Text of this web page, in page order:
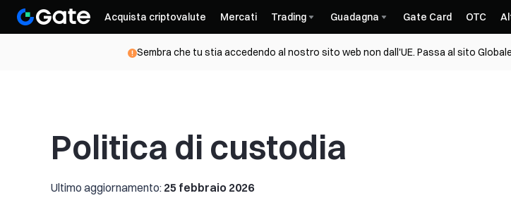
Acquista criptovalute Mercati Trading Guadagna Gate Card OTC
Sembra che tu stia accedendo al nostro sito web non dall'UE. Passa al sito
Politica di custodia
Ultimo aggiornamento: 25 febbraio 2026